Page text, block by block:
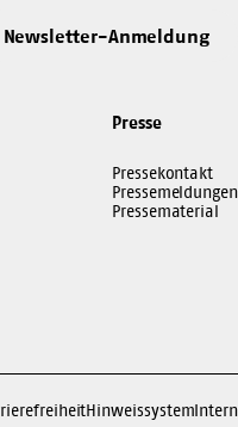
Newsletter-Anmeldung
Presse
Pressekontakt
Pressemeldungen
Pressematerial
HinweissystemIntern